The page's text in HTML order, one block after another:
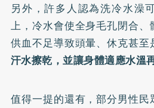
另外，許多人認為洗冷水澡
上，冷水會使全身毛孔閉合
供血不足導致頭暈、休克甚至
汗水擦乾，並讓身體適應水溫
值得一提的還有，部分男性